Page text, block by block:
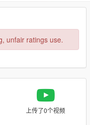
unfair ratings use.
上传了0个视频